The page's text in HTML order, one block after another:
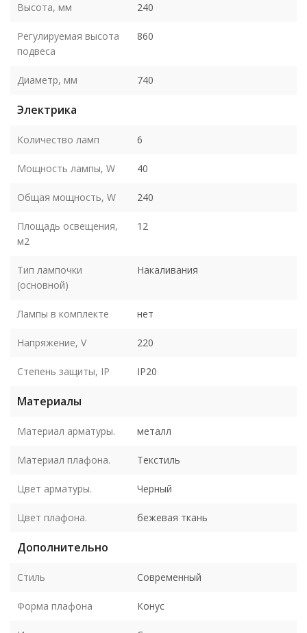
Высота, мм 240
Регулируемая высота
подвеса
860
Диаметр, мм 740
Электрика
Количество ламп 6
Мощность лампы, W 40
Общая мощность, W 240
Площадь освещения,
м2
12
Тип лампочки
(основной)
Накаливания
Лампы в комплекте нет
Напряжение, V 220
Степень защиты, IP IP20
Материалы
Материал арматуры. металл
Материал плафона. Текстиль
Цвет арматуры. Черный
Цвет плафона. бежевая ткань
Дополнительно
Стиль Современный
Форма плафона Конус